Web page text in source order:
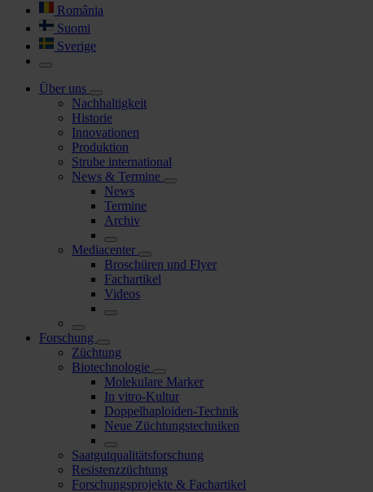
România
Suomi
Sverige
Über uns
Nachhaltigkeit
Historie
Innovationen
Produktion
Strube international
News & Termine
News
Termine
Archiv
Mediacenter
Broschüren und Flyer
Fachartikel
Videos
Forschung
Züchtung
Biotechnologie
Molekulare Marker
In vitro-Kultur
Doppelhaploiden-Technik
Neue Züchtungstechniken
Saatgutqualitätsforschung
Resistenzzüchtung
Forschungsprojekte & Fachartikel